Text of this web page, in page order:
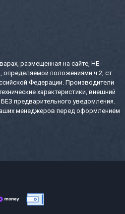
размещенная на сайте, НЕ
положениями ч.2, ст.
Федерации. Производители
характеристики, внешний
предварительного уведомления.
менеджеров перед оформлением